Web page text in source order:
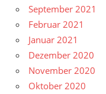
September 2021
Februar 2021
Januar 2021
Dezember 2020
November 2020
Oktober 2020